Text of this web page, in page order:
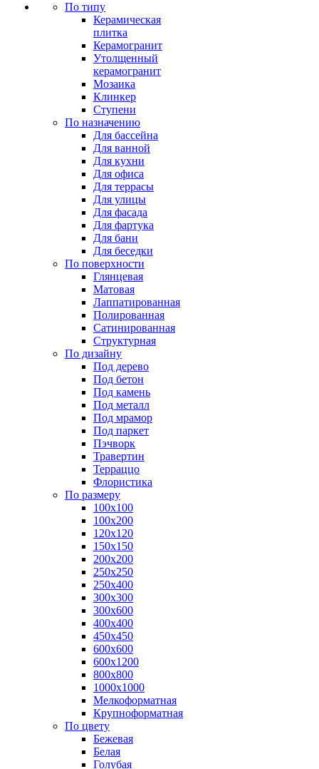
По типу
Керамическая
плитка
Керамогранит
Утолщенный
керамогранит
Мозаика
Клинкер
Ступени
По назначению
Для бассейна
Для ванной
Для кухни
Для офиса
Для террасы
Для улицы
Для фасада
Для фартука
Для бани
Для беседки
По поверхности
Глянцевая
Матовая
Лаппатированная
Полированная
Сатинированная
Структурная
По дизайну
Под дерево
Под бетон
Под камень
Под металл
Под мрамор
Под паркет
Пэчворк
Травертин
Терраццо
Флористика
По размеру
100х100
100х200
120х120
150х150
200х200
250х250
250х400
300х300
300х600
400х400
450х450
600х600
600х1200
800х800
1000х1000
Мелкоформатная
Крупноформатная
По цвету
Бежевая
Белая
Голубая